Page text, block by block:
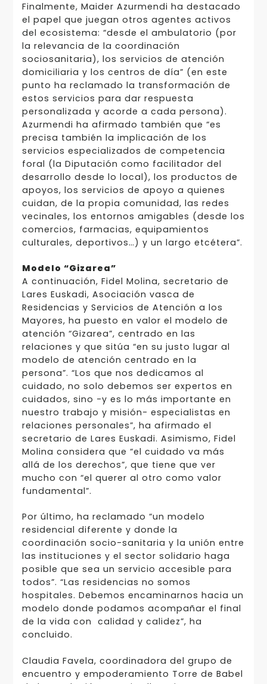
Finalmente, Maider Azurmendi ha destacado
el papel que juegan otros agentes activos
del ecosistema: “desde el ambulatorio (por
la relevancia de la coordinación
sociosanitaria), los servicios de atención
domiciliaria y los centros de día” (en este
punto ha reclamado la transformación de
estos servicios para dar respuesta
personalizada y acorde a cada persona).
Azurmendi ha afirmado también que “es
precisa también la implicación de los
servicios especializados de competencia
foral (la Diputación como facilitador del
desarrollo desde lo local), los productos de
apoyos, los servicios de apoyo a quienes
cuidan, de la propia comunidad, las redes
vecinales, los entornos amigables (desde los
comercios, farmacias, equipamientos
culturales, deportivos…) y un largo etcétera”.
Modelo “Gizarea”
A continuación, Fidel Molina, secretario de
Lares Euskadi, Asociación vasca de
Residencias y Servicios de Atención a los
Mayores, ha puesto en valor el modelo de
atención “Gizarea”, centrado en las
relaciones y que sitúa “en su justo lugar al
modelo de atención centrado en la
persona”. “Los que nos dedicamos al
cuidado, no solo debemos ser expertos en
cuidados, sino -y es lo más importante en
nuestro trabajo y misión- especialistas en
relaciones personales”, ha afirmado el
secretario de Lares Euskadi. Asimismo, Fidel
Molina considera que “el cuidado va más
allá de los derechos”, que tiene que ver
mucho con “el querer al otro como valor
fundamental”.
Por último, ha reclamado “un modelo
residencial diferente y donde la
coordinación socio-sanitaria y la unión entre
las instituciones y el sector solidario haga
posible que sea un servicio accesible para
todos”. “Las residencias no somos
hospitales. Debemos encaminarnos hacia un
modelo donde podamos acompañar el final
de la vida con calidad y calidez”, ha
concluido.
Claudia Favela, coordinadora del grupo de
encuentro y empoderamiento Torre de Babel